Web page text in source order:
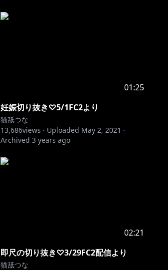
01:25
妊娠切り抜き♡5/1FC2より
猫舐つな
13,686views · Uploaded May 2, 2021 ·
Archived 3 years ago
02:21
即尺の切り抜き♡3/29FC2配信より
猫舐つな